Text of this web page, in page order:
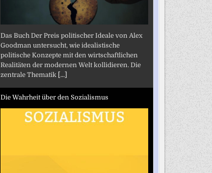
Das Buch Der Preis politischer Ideale von Alex
Goodman untersucht, wie idealistische
politische Konzepte mit den wirtschaftlichen
Realitäten der modernen Welt kollidieren. Die
zentrale Thematik [...]
Die Wahrheit über den Sozialismus